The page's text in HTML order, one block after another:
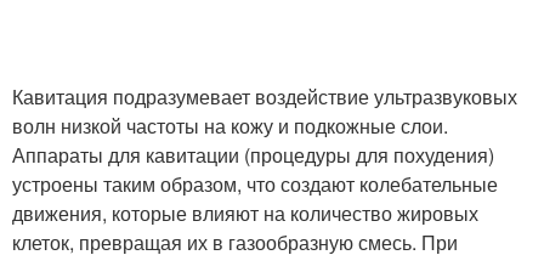
Кавитация подразумевает воздействие ультразвуковых
волн низкой частоты на кожу и подкожные слои.
Аппараты для кавитации (процедуры для похудения)
устроены таким образом, что создают колебательные
движения, которые влияют на количество жировых
клеток, превращая их в газообразную смесь. При